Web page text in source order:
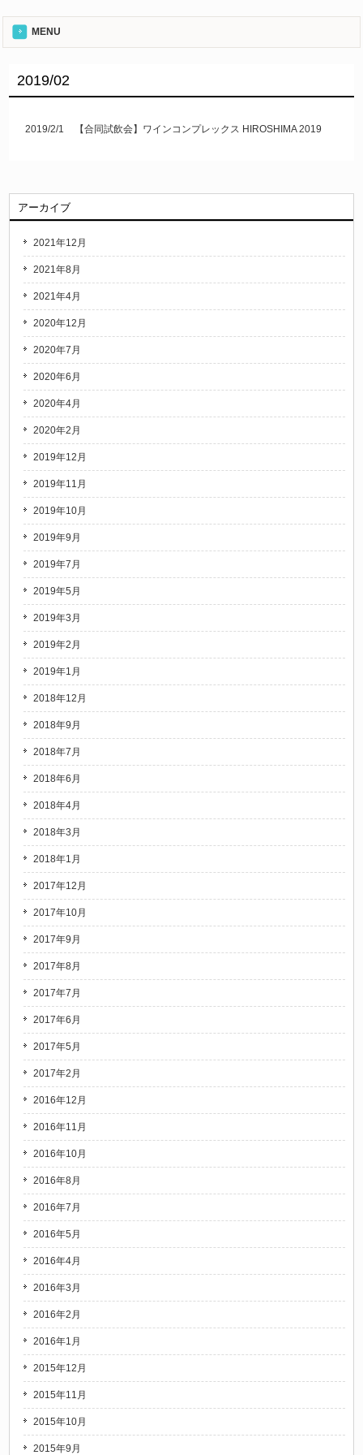
MENU
2019/02
2019/2/1 【合同試飲会】ワインコンプレックス HIROSHIMA 2019
アーカイブ
2021年12月
2021年8月
2021年4月
2020年12月
2020年7月
2020年6月
2020年4月
2020年2月
2019年12月
2019年11月
2019年10月
2019年9月
2019年7月
2019年5月
2019年3月
2019年2月
2019年1月
2018年12月
2018年9月
2018年7月
2018年6月
2018年4月
2018年3月
2018年1月
2017年12月
2017年10月
2017年9月
2017年8月
2017年7月
2017年6月
2017年5月
2017年2月
2016年12月
2016年11月
2016年10月
2016年8月
2016年7月
2016年5月
2016年4月
2016年3月
2016年2月
2016年1月
2015年12月
2015年11月
2015年10月
2015年9月